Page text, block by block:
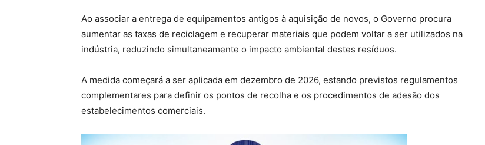
Ao associar a entrega de equipamentos antigos à aquisição de novos, o Governo procura
aumentar as taxas de reciclagem e recuperar materiais que podem voltar a ser utilizados na
indústria, reduzindo simultaneamente o impacto ambiental destes resíduos.
A medida começará a ser aplicada em dezembro de 2026, estando previstos regulamentos
complementares para definir os pontos de recolha e os procedimentos de adesão dos
estabelecimentos comerciais.